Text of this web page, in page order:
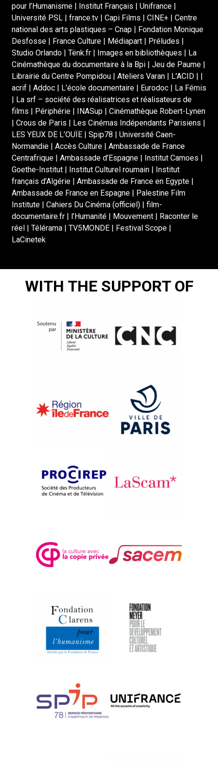
pour l’Humanisme | Institut Français | Unifrance |
Université PSL | france.tv | Capi Films | CINE+ | Centre
national des arts plastiques – Cnap | Fondation Monique
Desfosse | France Culture | Médiapart | Préludes |
Studio Orlando | Tënk.fr | Images en bibliothèques | La
Cinémathèque du documentaire à la Bpi | Jeu de Paume |
Librairie du Centre Pompidou | Ateliers Varan | L’ACID | |
acrif | Addoc | L’école documentaire | Eurodoc | La Fémis
| La srf – société des réalisatrices et réalisateurs de
films | Périphérie | INASup | Cinémathèque Robert-Lynen
| Crous de Paris | Les Cinémas Indépendants Parisiens |
LES YEUX DE L’OUÏE | Spip78 | Université Caen-
Normandie | Accès Culture | Ambassade de France
Centrafrique | Ambassade d’Espagne | Institut Camoes |
Goethe-Institut | Institut Culturel roumain | Institut
français d’Algérie | Ambassade de France en Egypte |
Ambassade de France en Espagne | Palestine Film
Institute | Cahiers Du Cinéma (officiel) | film-
documentaire.fr | l’Humanité | Mouvement | Raconter le
réel | Télérama | TV5MONDE | Festival Scope |
LaCinetek
WITH THE SUPPORT OF